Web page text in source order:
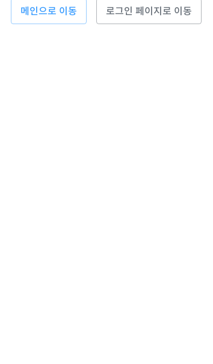
메인으로 이동 로그인 페이지로 이동